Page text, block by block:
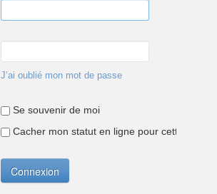
J’ai oublié mon mot de passe
Se souvenir de moi
Cacher mon statut en ligne pour cette